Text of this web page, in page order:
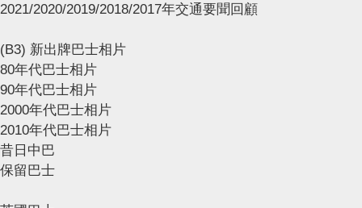
2021/2020/2019/2018/2017年交通要聞回顧
(B3) 新出牌巴士相片
80年代巴士相片
90年代巴士相片
2000年代巴士相片
2010年代巴士相片
昔日中巴
保留巴士